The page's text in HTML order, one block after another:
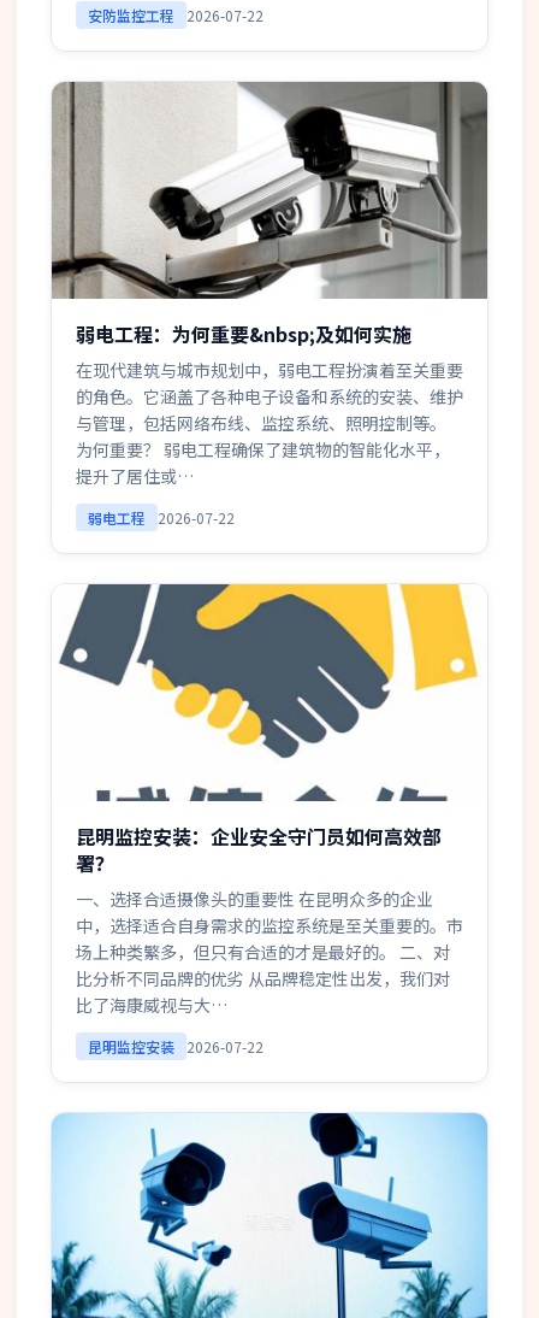
安防监控工程 2026-07-22
弱电工程：为何重要&nbsp;及如何实施
在现代建筑与城市规划中，弱电工程扮演着至关重要
的角色。它涵盖了各种电子设备和系统的安装、维护
与管理，包括网络布线、监控系统、照明控制等。
为何重要？ 弱电工程确保了建筑物的智能化水平，
提升了居住或…
弱电工程 2026-07-22
昆明监控安装：企业安全守门员如何高效部
署？
一、选择合适摄像头的重要性 在昆明众多的企业
中，选择适合自身需求的监控系统是至关重要的。市
场上种类繁多，但只有合适的才是最好的。 二、对
比分析不同品牌的优劣 从品牌稳定性出发，我们对
比了海康威视与大…
昆明监控安装 2026-07-22